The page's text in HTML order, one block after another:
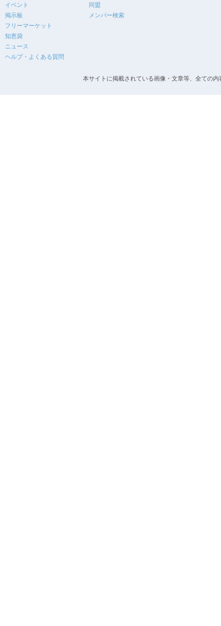
イベント
掲示板
フリーマーケット
知恵袋
ニュース
ヘルプ・よくある質問
同盟
メンバー検索
本サイトに掲載されている画像・文章等、全ての